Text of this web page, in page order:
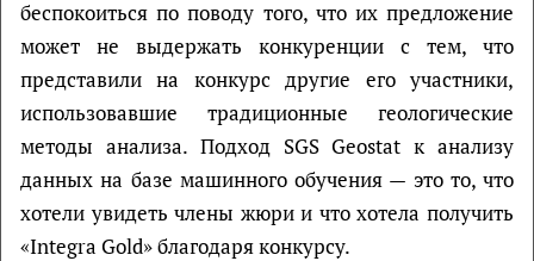
беспокоиться по поводу того, что их предложение
может не выдержать конкуренции с тем, что
представили на конкурс другие его участники,
использовавшие традиционные геологические
методы анализа. Подход SGS Geostat к анализу
данных на базе машинного обучения — это то, что
хотели увидеть члены жюри и что хотела получить
«Integra Gold» благодаря конкурсу.